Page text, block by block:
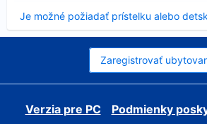
Je možné požiadať prístelku alebo
sa
Zaregistrovať
Verzia pre PC
Podmienky